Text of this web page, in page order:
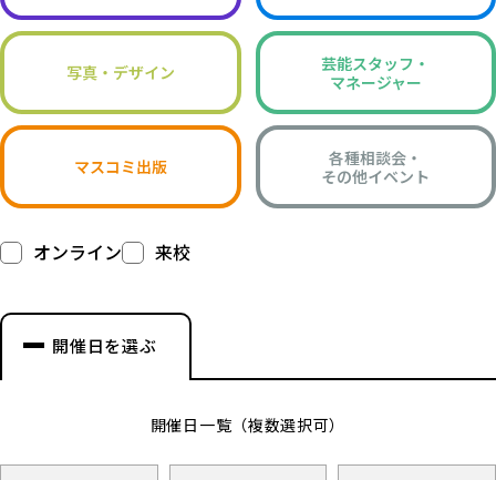
写真・デザイン
芸能スタッフ・
マネージャー
マスコミ出版
各種相談会・
その他イベント
オンライン 来校
開催日を選ぶ
開催日一覧（複数選択可）